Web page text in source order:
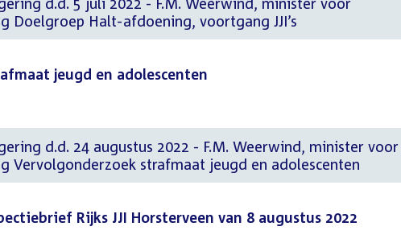
Doelgroep Halt-afdoening, voortgang JJI’s
jeugd en adolescenten
d.d. 24 augustus 2022 - F.M. Weerwind, minister voor
Vervolgonderzoek strafmaat jeugd en adolescenten
Rijks JJI Horsterveen van 8 augustus 2022